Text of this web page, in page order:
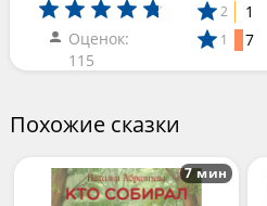
Оценок:
115
2 1
1 7
Похожие сказки
7 мин